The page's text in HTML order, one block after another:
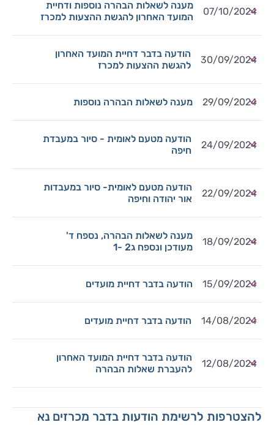
07/10/2024
מענה לשאלות הבהרה נוספות ודחיית
המועד האחרון להגשת ההצעות למכרז
30/09/2024
הודעה בדבר דחיית המועד האחרון
להגשת ההצעות למכרז
29/09/2024 מענה לשאלות הבהרה נוספות
24/09/2024
הודעה מטעם לאומית - סיור במעבדת
חיפה
22/09/2024
הודעה מטעם לאומית- סיור במעבדות
אור יהודה וחיפה
18/09/2024
מענה לשאלות הבהרה, נספח ד'
מעודכן ונספח ג2 -1
15/09/2024 הודעה בדבר דחיית מועדים
14/08/2024 הודעה בדבר דחיית מועדים
12/08/2024
הודעה בדבר דחיית המועד האחרון
להעברת שאלות הבהרה
להצטרפות לרשימת הודעות בדבר מכרזים נא